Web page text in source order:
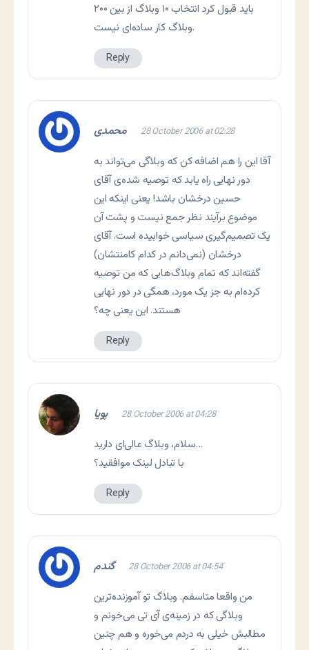
باید قبول کرد انتخاب ۱۰ وبلاگ از بین ۲۰۰
وبلاگ کار ساده‌ای نیست.
Reply
محمدی 28 October 2006 at 02:28
آقا این را هم اضافه کن که وبلاگی می‌تواند به
دور نهایی راه یابد که توصیه شده‌ی آقای
حسین درخشان باشد! یعنی اینکه این
موضوع برآیند نظر جمع نیست و پشت آن
یک تصمیم‌گیری سیاسی خوابیده است. آقای
درخشان (نمی‌دانم در کدام کامنتشان)
گفته‌اند که تمام وبلاگ‌هایی که من توصیه
کرده‌ام به جز یک مورد، همگی در دور نهایی
هستند. این یعنی چه؟
Reply
پویا 28 October 2006 at 04:28
سلام، وبلاگ عالی‌ای دارید…
با تبادل لینک موافقید؟
Reply
گندم 28 October 2006 at 04:54
من واقعا متاسفم. وبلاگ تو آموزنده‌ترین
وبلاگی که در زمینه‌ی آی تی می‌خونم و
مطالبش خیلی به دردم می‌خوره و هم چنین